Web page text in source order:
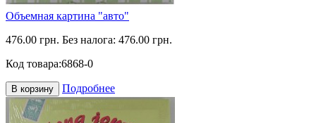
Объемная картина "авто"
476.00 грн. Без налога: 476.00 грн.
Код товара:6868-0
В корзину Подробнее